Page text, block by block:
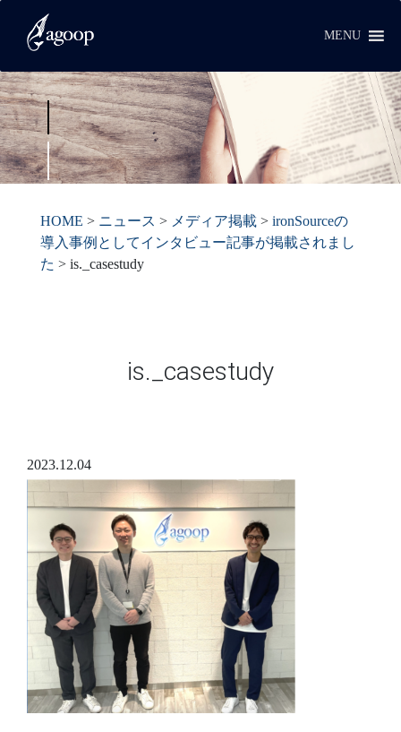
MENU
HOME > ニュース > メディア掲載> ironSourceの
導入事例としてインタビュー記事が掲載されまし
た > is._casestudy
is._casestudy
2023.12.04